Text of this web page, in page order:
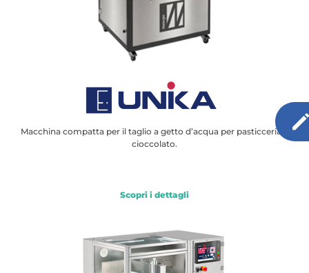
Macchina compatta per il taglio a getto d’acqua per pasticceria e
cioccolato.
Scopri i dettagli